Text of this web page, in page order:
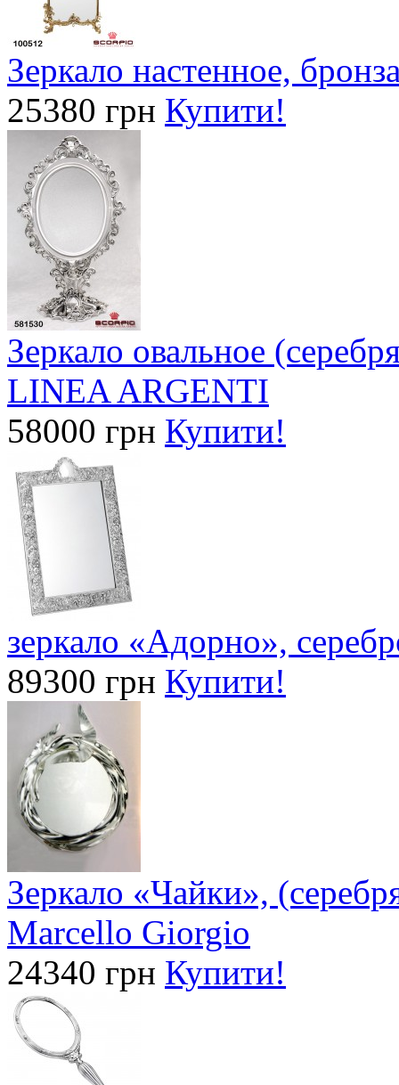
Зеркало настенное,
25380 грн Купити!
Зеркало овальное
LINEA ARGENTI
58000 грн Купити!
зеркало «Адорно»,
89300 грн Купити!
Зеркало «Чайки»,
Marcello Giorgio
24340 грн Купити!